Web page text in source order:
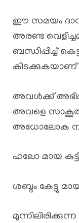
ഈ സമയം
അരണ്ട
ബന്ധിപ്പിച്ച്
കിടക്കുകയാണ്
അവൾക്ക്
അവളെ
അധോലോക
ഹലോ മായ
ശബ്ദം കേട്ടു